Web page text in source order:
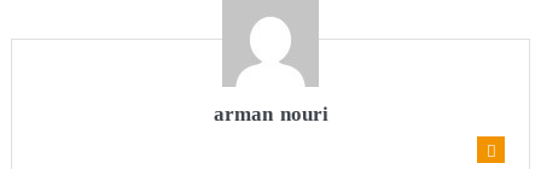
arman nouri